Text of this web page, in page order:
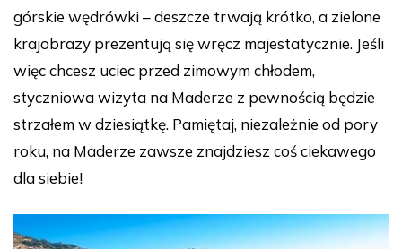
górskie wędrówki – deszcze trwają krótko, a zielone
krajobrazy prezentują się wręcz majestatycznie. Jeśli
więc chcesz uciec przed zimowym chłodem,
styczniowa wizyta na Maderze z pewnością będzie
strzałem w dziesiątkę. Pamiętaj, niezależnie od pory
roku, na Maderze zawsze znajdziesz coś ciekawego
dla siebie!